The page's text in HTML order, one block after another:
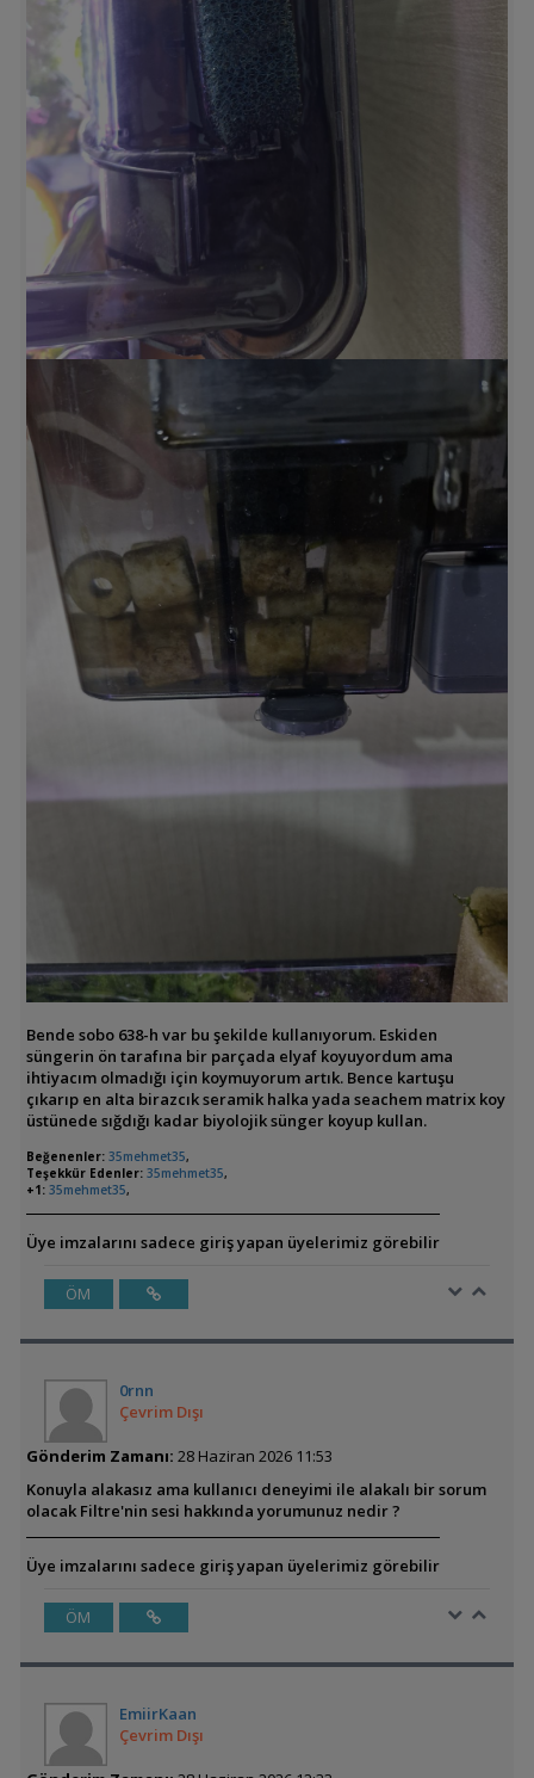
Bende sobo 638-h var bu şekilde kullanıyorum. Eskiden
süngerin ön tarafına bir parçada elyaf koyuyordum ama
ihtiyacım olmadığı için koymuyorum artık. Bence kartuşu
çıkarıp en alta birazcık seramik halka yada seachem matrix koy
üstünede sığdığı kadar biyolojik sünger koyup kullan.
Beğenenler: 35mehmet35,
Teşekkür Edenler: 35mehmet35,
+1: 35mehmet35,
Üye imzalarını sadece giriş yapan üyelerimiz görebilir
ÖM
0rnn
Çevrim Dışı
Gönderim Zamanı: 28 Haziran 2026 11:53
Konuyla alakasız ama kullanıcı deneyimi ile alakalı bir sorum
olacak Filtre'nin sesi hakkında yorumunuz nedir ?
Üye imzalarını sadece giriş yapan üyelerimiz görebilir
ÖM
EmiirKaan
Çevrim Dışı